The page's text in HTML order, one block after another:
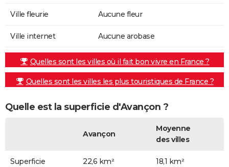
Ville fleurie Aucune fleur
Ville internet Aucune arobase
Quelles sont les villes où il fait bon vivre en France ?
Quelles sont les villes les plus touristiques de France ?
Quelle est la superficie d'Avançon ?
Avançon
Moyenne
des villes
Superficie
22,6 km² 18,1 km²